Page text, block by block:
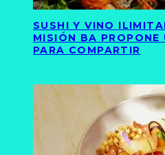
SUSHI Y VINO
MISIÓN BA PROPONE
PARA COMPARTIR